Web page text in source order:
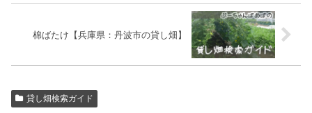
棉ばたけ【兵庫県：丹波市の貸し畑】
貸し畑検索ガイド